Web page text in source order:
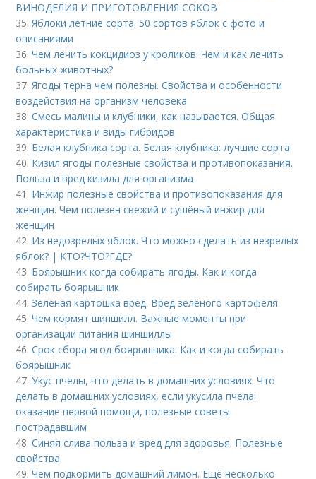
ВИНОДЕЛИЯ И ПРИГОТОВЛЕНИЯ СОКОВ
35.Яблоки летние сорта. 50 сортов яблок с фото и
описаниями
36.Чем лечить кокцидиоз у кроликов. Чем и как лечить
больных животных?
37.Ягоды терна чем полезны. Свойства и особенности
воздействия на организм человека
38.Смесь малины и клубники, как называется. Общая
характеристика и виды гибридов
39. Белая клубника сорта. Белая клубника: лучшие сорта
40. Кизил ягоды полезные свойства и противопоказания.
Польза и вред кизила для организма
41. Инжир полезные свойства и противопоказания для
женщин. Чем полезен свежий и сушёный инжир для
женщин
42. Из недозрелых яблок. Что можно сделать из незрелых
яблок? | КТО?ЧТО?ГДЕ?
43. Боярышник когда собирать ягоды. Как и когда
собирать боярышник
44.Зеленая картошка вред. Вред зелёного картофеля
45.Чем кормят шиншилл. Важные моменты при
организации питания шиншиллы
46.Срок сбора ягод боярышника. Как и когда собирать
боярышник
47.Укус пчелы, что делать в домашних условиях. Что
делать в домашних условиях, если укусила пчела:
оказание первой помощи, полезные советы
пострадавшим
48.Синяя слива польза и вред для здоровья. Полезные
свойства
49.Чем подкормить домашний лимон. Ещё несколько